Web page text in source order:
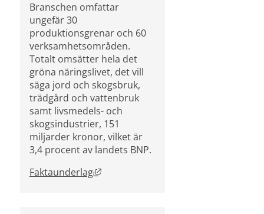
Branschen omfattar
ungefär 30
produktionsgrenar och 60
verksamhetsområden.
Totalt omsätter hela det
gröna näringslivet, det vill
säga jord och skogsbruk,
trädgård och vattenbruk
samt livsmedels- och
skogsindustrier, 151
miljarder kronor, vilket är
3,4 procent av landets BNP.
Faktaunderlag Länk till annan webbplats, öppnas i